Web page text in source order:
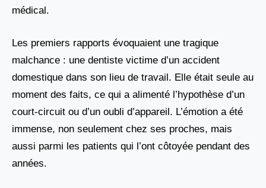
médical.
Les premiers rapports évoquaient une tragique
malchance : une dentiste victime d’un accident
domestique dans son lieu de travail. Elle était seule au
moment des faits, ce qui a alimenté l’hypothèse d’un
court-circuit ou d’un oubli d’appareil. L’émotion a été
immense, non seulement chez ses proches, mais
aussi parmi les patients qui l’ont côtoyée pendant des
années.